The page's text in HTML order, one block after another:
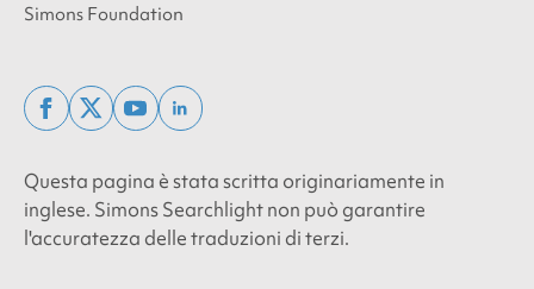
Simons Foundation
facebook
x
youtubelinkedin
Questa pagina è stata scritta originariamente in
inglese. Simons Searchlight non può garantire
l'accuratezza delle traduzioni di terzi.